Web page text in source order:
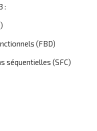
:
(FBD)
séquentielles (SFC)